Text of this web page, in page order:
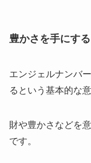
豊かさを手にする
エンジェルナンバ
るという基本的な
財や豊かさなどを
です。